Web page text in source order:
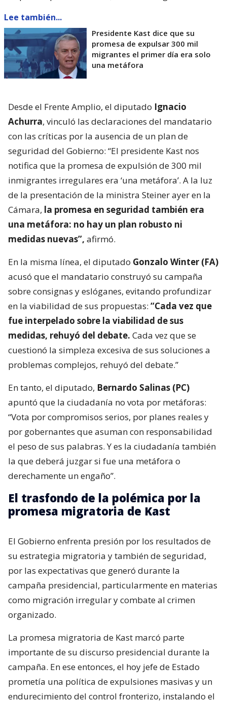
Lee también...
Presidente Kast dice que su
promesa de expulsar 300 mil
migrantes el primer día era solo
una metáfora
Desde el Frente Amplio, el diputado Ignacio
Achurra, vinculó las declaraciones del mandatario
con las críticas por la ausencia de un plan de
seguridad del Gobierno: “El presidente Kast nos
notifica que la promesa de expulsión de 300 mil
inmigrantes irregulares era ‘una metáfora’. A la luz
de la presentación de la ministra Steiner ayer en la
Cámara, la promesa en seguridad también era
una metáfora: no hay un plan robusto ni
medidas nuevas”, afirmó.
En la misma línea, el diputado Gonzalo Winter (FA)
acusó que el mandatario construyó su campaña
sobre consignas y eslóganes, evitando profundizar
en la viabilidad de sus propuestas: “Cada vez que
fue interpelado sobre la viabilidad de sus
medidas, rehuyó del debate. Cada vez que se
cuestionó la simpleza excesiva de sus soluciones a
problemas complejos, rehuyó del debate.”
En tanto, el diputado, Bernardo Salinas (PC)
apuntó que la ciudadanía no vota por metáforas:
“Vota por compromisos serios, por planes reales y
por gobernantes que asuman con responsabilidad
el peso de sus palabras. Y es la ciudadanía también
la que deberá juzgar si fue una metáfora o
derechamente un engaño”.
El trasfondo de la polémica por la
promesa migratoria de Kast
El Gobierno enfrenta presión por los resultados de
su estrategia migratoria y también de seguridad,
por las expectativas que generó durante la
campaña presidencial, particularmente en materias
como migración irregular y combate al crimen
organizado.
La promesa migratoria de Kast marcó parte
importante de su discurso presidencial durante la
campaña. En ese entonces, el hoy jefe de Estado
prometía una política de expulsiones masivas y un
endurecimiento del control fronterizo, instalando el